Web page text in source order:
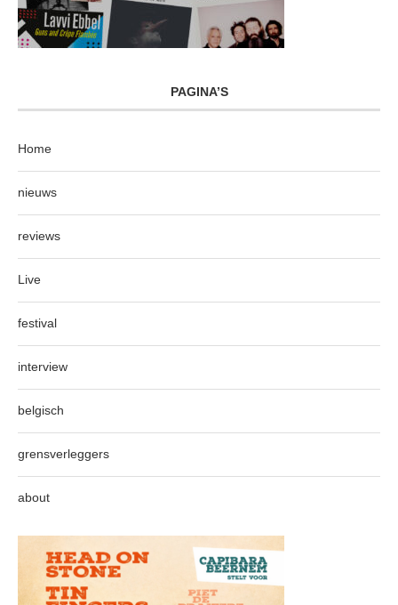
PAGINA’S
Home
nieuws
reviews
Live
festival
interview
belgisch
grensverleggers
about